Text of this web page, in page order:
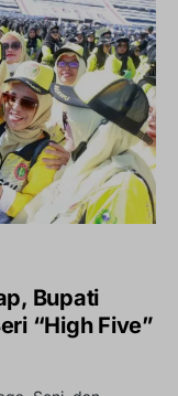
Bupati
“High Five”